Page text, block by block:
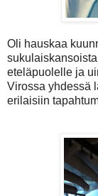
Oli hauskaa
eteläpuolelle ja
Virossa yhdessä
erilaisiin